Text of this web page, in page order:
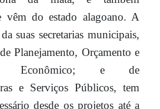
vêm do estado alagoano. A
suas secretarias municipais,
Planejamento, Orçamento e
Econômico; e de
e Serviços Públicos, tem
desde os projetos até a